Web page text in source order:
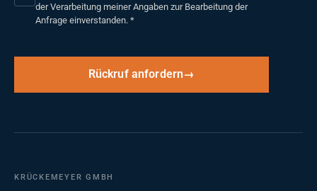
der Verarbeitung meiner Angaben zur Bearbeitung der
Anfrage einverstanden. *
Rückruf anfordern
KRÜCKEMEYER GMBH